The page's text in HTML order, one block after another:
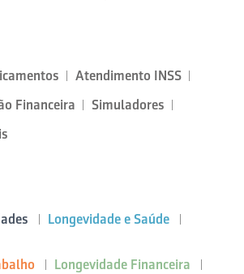
Atendimento INSS
Financeira
Simuladores
Longevidade e Saúde
Longevidade Financeira